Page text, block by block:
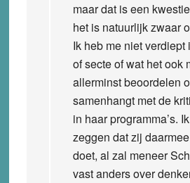
maar dat is een
het is natuurlijk zwaar
Ik heb me niet
of secte of wat het ook
allerminst beoordelen
samenhangt met de
in haar programma’s.
zeggen dat zij
doet, al zal meneer
vast anders over